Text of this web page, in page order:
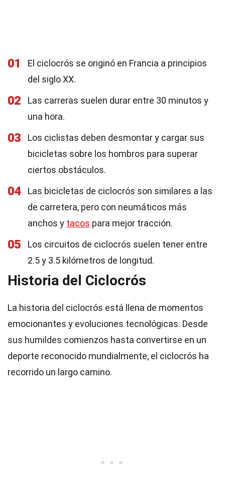
01
El ciclocrós se originó en Francia a principios
del siglo XX.
02
Las carreras suelen durar entre 30 minutos y
una hora.
03
Los ciclistas deben desmontar y cargar sus
bicicletas sobre los hombros para superar
ciertos obstáculos.
04
Las bicicletas de ciclocrós son similares a las
de carretera, pero con neumáticos más
anchos y tacos para mejor tracción.
05
Los circuitos de ciclocrós suelen tener entre
2.5 y 3.5 kilómetros de longitud.
Historia del Ciclocrós
La historia del ciclocrós está llena de momentos
emocionantes y evoluciones tecnológicas. Desde
sus humildes comienzos hasta convertirse en un
deporte reconocido mundialmente, el ciclocrós ha
recorrido un largo camino.